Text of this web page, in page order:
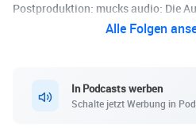
Postproduktion: ⁠⁠⁠⁠⁠mucks audio: Die
Alle Folgen
In Podcasts werben
Schalte jetzt Werbung in